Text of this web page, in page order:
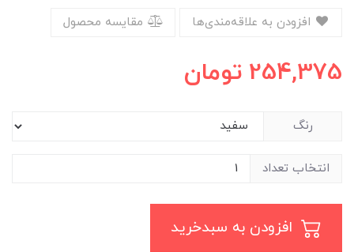
مقایسه محصول
254,375 تومان
رنگ
انتخاب تعداد